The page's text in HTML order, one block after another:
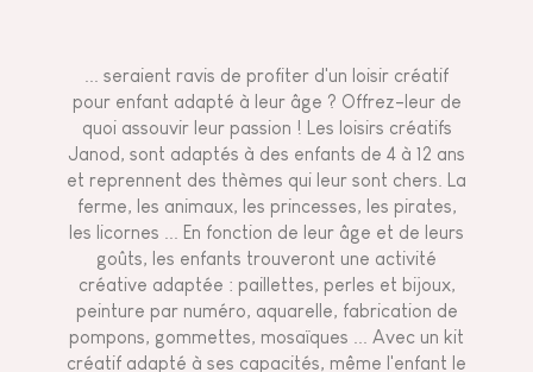
... seraient ravis de profiter d'un loisir créatif
pour enfant adapté à leur âge ? Offrez-leur de
quoi assouvir leur passion ! Les loisirs créatifs
Janod, sont adaptés à des enfants de 4 à 12 ans
et reprennent des thèmes qui leur sont chers. La
ferme, les animaux, les princesses, les pirates,
les licornes ... En fonction de leur âge et de leurs
goûts, les enfants trouveront une activité
créative adaptée : paillettes, perles et bijoux,
peinture par numéro, aquarelle, fabrication de
pompons, gommettes, mosaïques ... Avec un kit
créatif adapté à ses capacités, même l'enfant le